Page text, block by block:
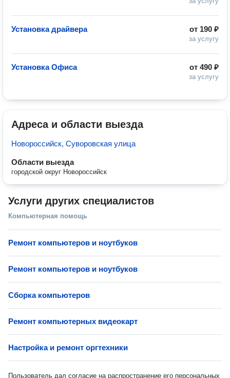
от 190 ₽
за услугу
Установка драйвера
от 490 ₽
за услугу
Установка Офиса
Адреса и области выезда
Новороссийск, Суворовская улица
Области выезда
городской округ Новороссийск
Услуги других специалистов
Компьютерная помощь
Ремонт компьютеров и ноутбуков
Ремонт компьютеров и ноутбуков
Сборка компьютеров
Ремонт компьютерных видеокарт
Настройка и ремонт оргтехники
Пользователь дал согласие на распространение его персональных